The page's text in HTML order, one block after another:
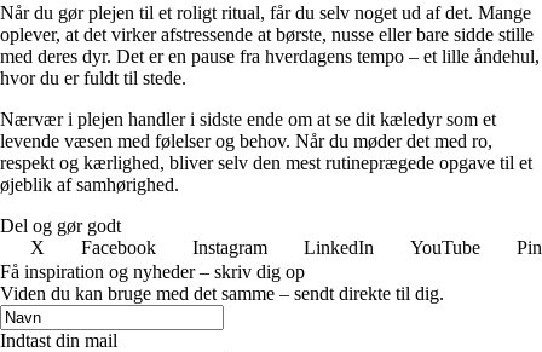
Når du gør plejen til et roligt ritual, får du selv noget ud af det. Mange
oplever, at det virker afstressende at børste, nusse eller bare sidde stille
med deres dyr. Det er en pause fra hverdagens tempo – et lille åndehul,
hvor du er fuldt til stede.
Nærvær i plejen handler i sidste ende om at se dit kæledyr som et
levende væsen med følelser og behov. Når du møder det med ro,
respekt og kærlighed, bliver selv den mest rutineprægede opgave til et
øjeblik af samhørighed.
Del og gør godt
X
Facebook Instagram LinkedIn YouTube
Få inspiration og nyheder – skriv dig op
Viden du kan bruge med det samme – sendt direkte til dig.
Indtast din mail